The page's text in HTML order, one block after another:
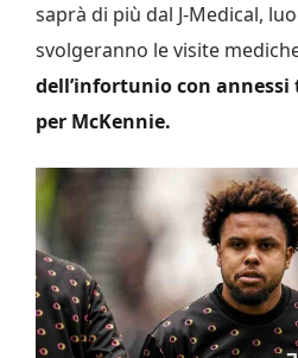
saprà di più dal J-Medical,
svolgeranno le visite
dell’infortunio con
per McKennie.